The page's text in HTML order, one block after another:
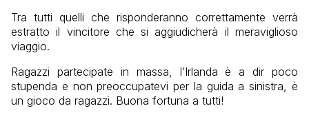
Tra tutti quelli che risponderanno correttamente verrà
estratto il vincitore che si aggiudicherà il meraviglioso
viaggio.
Ragazzi partecipate in massa, l’Irlanda è a dir poco
stupenda e non preoccupatevi per la guida a sinistra, è
un gioco da ragazzi. Buona fortuna a tutti!